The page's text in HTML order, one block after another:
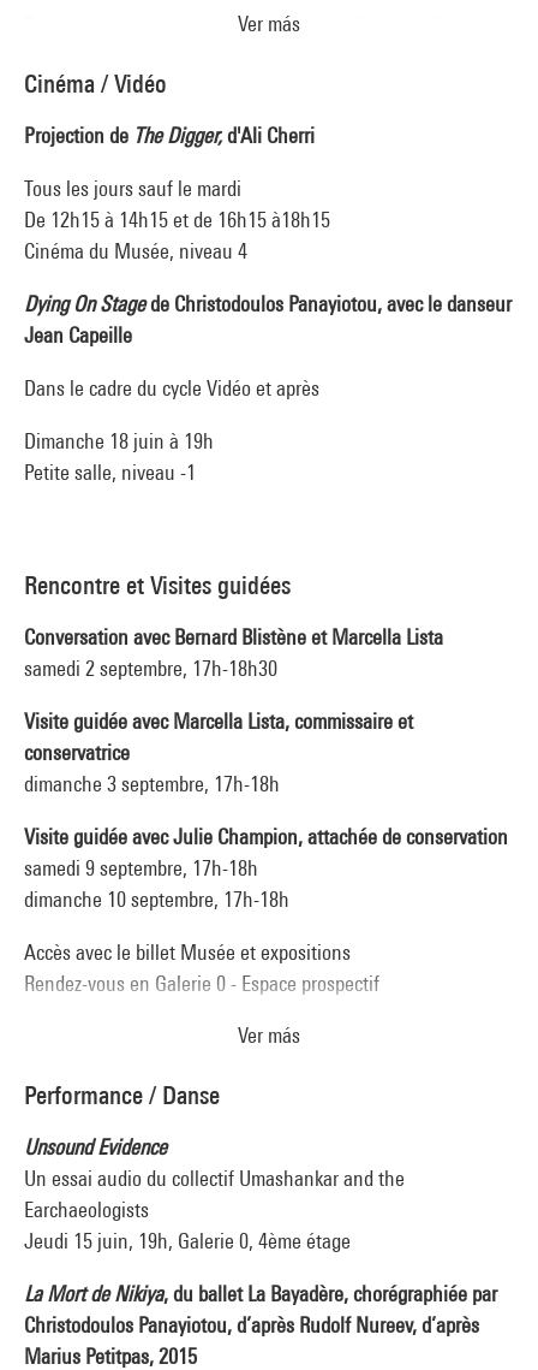
Toutes les rencontres ont lieu en Galerie 0, niveau 4
Ver más
Cinéma / Vidéo
Projection de The Digger,d'Ali Cherri
Tous les jours sauf le mardi
De 12h15 à 14h15 et de 16h15 à18h15
Cinéma du Musée, niveau 4
Dying On Stagede Christodoulos Panayiotou, avec le danseur
Jean Capeille
Dans le cadre du cycle Vidéo et après
Dimanche 18 juin à 19h
Petite salle, niveau -1
Rencontre et Visites guidées
Conversation avec Bernard Blistène et Marcella Lista
samedi 2 septembre, 17h-18h30
Visite guidée avec Marcella Lista, commissaire et
conservatrice
dimanche 3 septembre, 17h-18h
Visite guidée avec Julie Champion, attachée de conservation
samedi 9 septembre, 17h-18h
dimanche 10 septembre, 17h-18h
Accès avec le billet Musée et expositions
Rendez-vous en Galerie 0 - Espace prospectif
Ver más
Performance / Danse
Unsound Evidence
Un essai audio du collectif Umashankar and the
Earchaeologists
Jeudi 15 juin, 19h, Galerie 0, 4ème étage
La Mort de Nikiya, du ballet La Bayadère, chorégraphiée par
Christodoulos Panayiotou, d’après Rudolf Nureev, d’après
Marius Petitpas, 2015